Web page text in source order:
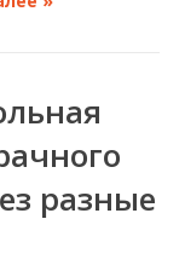
разные